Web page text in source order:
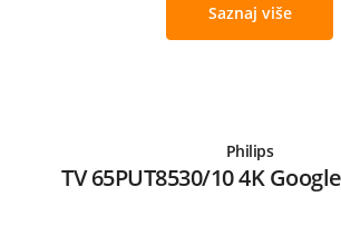
Saznaj više
Philips
TV 65PUT8530/10 4K